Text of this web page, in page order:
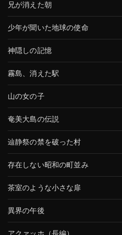
兄が消えた朝
少年が聞いた地球の使命
神隠しの記憶
霧島、消えた駅
山の女の子
奄美大島の伝説
辿静祭の禁を破った村
存在しない昭和の町並み
茶室のような小さな扉
異界の午後